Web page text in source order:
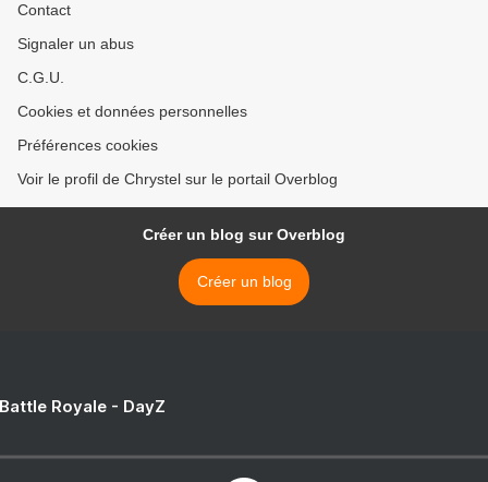
Contact
Signaler un abus
C.G.U.
Cookies et données personnelles
Préférences cookies
Voir le profil de Chrystel sur le portail Overblog
Créer un blog sur Overblog
Créer un blog
Royale - DayZ